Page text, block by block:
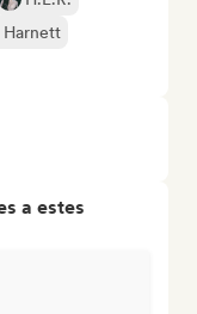
Harnett
a estes